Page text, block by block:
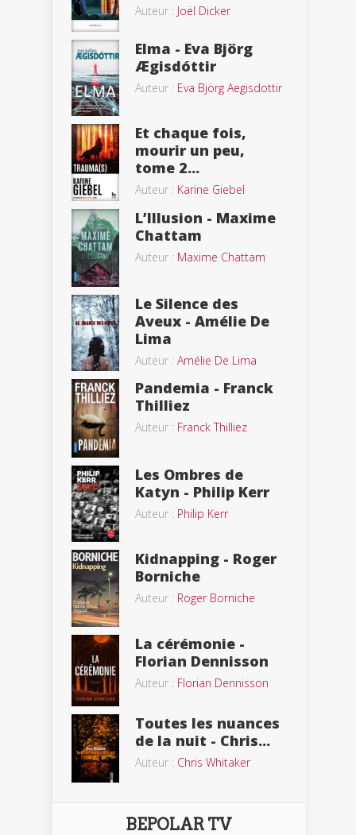
Auteur : Joël Dicker
Elma - Eva Björg
Ægisdóttir
Auteur : Eva Björg Aegisdottir
Et chaque fois,
mourir un peu,
tome 2...
Auteur : Karine Giebel
L’Illusion - Maxime
Chattam
Auteur : Maxime Chattam
Le Silence des
Aveux - Amélie De
Lima
Auteur : Amélie De Lima
Pandemia - Franck
Thilliez
Auteur : Franck Thilliez
Les Ombres de
Katyn - Philip Kerr
Auteur : Philip Kerr
Kidnapping - Roger
Borniche
Auteur : Roger Borniche
La cérémonie -
Florian Dennisson
Auteur : Florian Dennisson
Toutes les nuances
de la nuit - Chris...
Auteur : Chris Whitaker
BEPOLAR TV